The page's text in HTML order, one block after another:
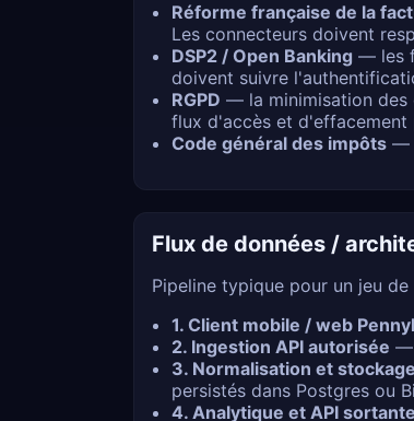
Réforme française de la
Les connecteurs doivent
DSP2 / Open Banking — les
doivent suivre
RGPD — la minimisation des
flux d'accès et d'effacement
Code général des impôts —
Flux de données /
Pipeline typique pour un jeu
1. Client mobile / web
2. Ingestion API autorisée —
3. Normalisation et stockage
persistés dans Postgres ou
4. Analytique et API